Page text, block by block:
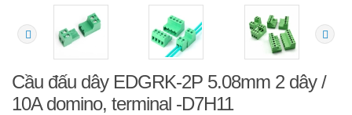
Cầu đấu dây EDGRK-2P 5.08mm 2 dây /
10A domino, terminal -D7H11